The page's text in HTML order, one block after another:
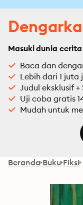
Masuki dunia
Baca dan
Lebih dari 1 juta
Judul eksklusif
Uji coba gratis
Mudah untuk
Beranda Buku Fiksi